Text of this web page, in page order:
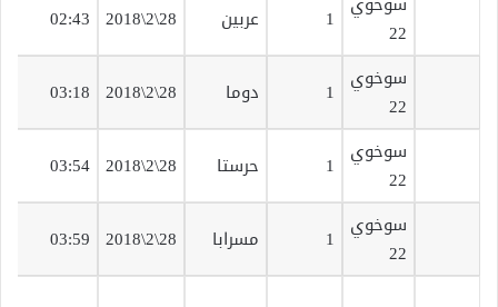
22
1 عربين 28\2\2018
02:43
سوخوي
22
1 دوما 28\2\2018
03:18
سوخوي
22
1 حرستا 28\2\2018
03:54
سوخوي
22
1 مسرابا 28\2\2018
03:59